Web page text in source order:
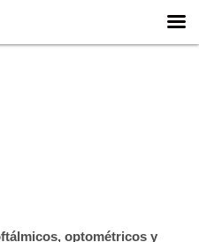
optométricos y